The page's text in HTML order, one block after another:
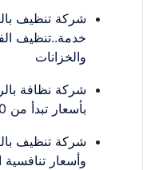
خدمة..تنظيف
والخزانات
بأسعار تبدأ من 250 ريال فقط
وأسعار تنافسية